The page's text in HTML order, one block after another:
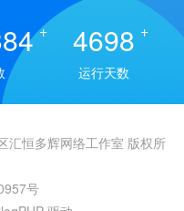
+ 4698 +
运行天数
汇恒多辉网络工作室 版权所
号